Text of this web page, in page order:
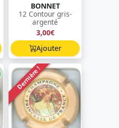
BONNET
12 Contour gris-
argenté
3,00€
Ajouter
Dernière !